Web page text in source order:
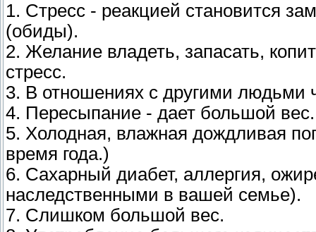
1. Стресс - реакцией становится
(обиды).
2. Желание владеть, запасать,
стресс.
3. В отношениях с другими людьми
4. Пересыпание - дает большой
5. Холодная, влажная дождливая
время года.)
6. Сахарный диабет, аллергия,
наследственными в вашей семье).
7. Слишком большой вес.